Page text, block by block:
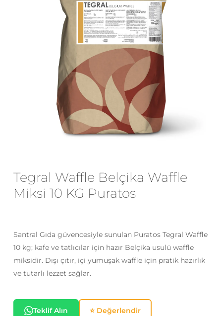
Tegral Waffle Belçika Waffle
Miksi 10 KG Puratos
Santral Gıda güvencesiyle sunulan Puratos Tegral Waffle
10 kg; kafe ve tatlıcılar için hazır Belçika usulü waffle
miksidir. Dışı çıtır, içi yumuşak waffle için pratik hazırlık
ve tutarlı lezzet sağlar.
Teklif Alın ⭐ Değerlendir
E-posta*
Daha sonraki yorumlarımda
kullanılması için adım, e-posta adresim
ve site adresim bu tarayıcıya
kaydedilsin.